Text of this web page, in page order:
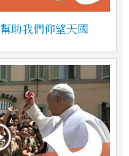
助我們仰望天國